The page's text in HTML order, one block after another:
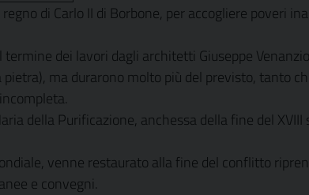
di Carlo II di Borbone, per accogliere poveri
dei lavori dagli architetti Giuseppe
ma durarono molto più del previsto, tanto
della Purificazione, anchessa della fine del
venne restaurato alla fine del conflitto
e convegni.